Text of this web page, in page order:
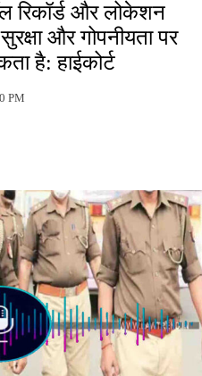
रिकॉर्ड और लोकेशन
और गोपनीयता पर
है: हाईकोर्ट
PM